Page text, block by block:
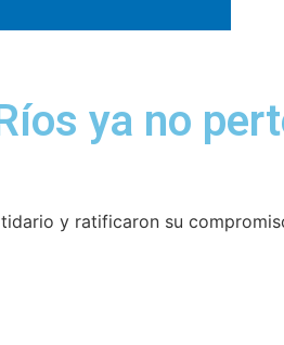
ya no
y ratificaron su